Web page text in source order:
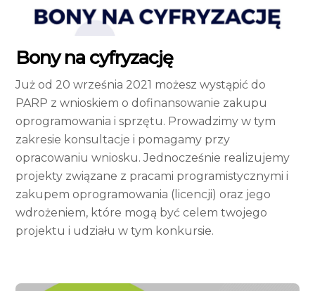
Bony na cyfryzację
Już od 20 września 2021 możesz wystąpić do
PARP z wnioskiem o dofinansowanie zakupu
oprogramowania i sprzętu. Prowadzimy w tym
zakresie konsultacje i pomagamy przy
opracowaniu wniosku. Jednocześnie realizujemy
projekty związane z pracami programistycznymi i
zakupem oprogramowania (licencji) oraz jego
wdrożeniem, które mogą być celem twojego
projektu i udziału w tym konkursie.